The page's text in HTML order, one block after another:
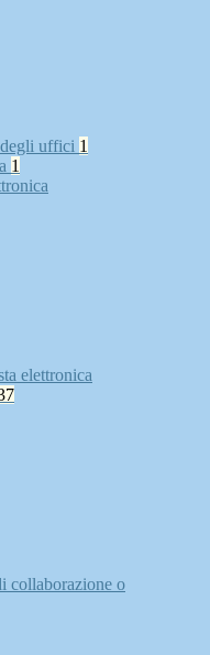
uffici 1
1
elettronica
collaborazione o